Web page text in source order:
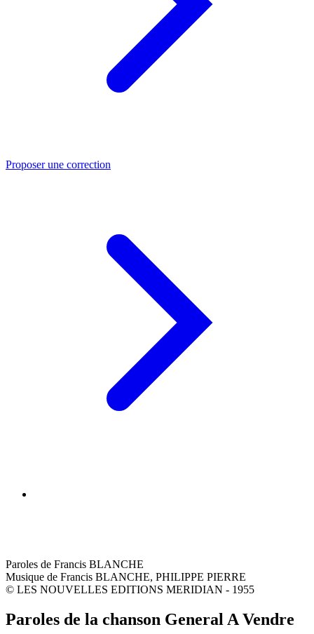
Proposer une correction
Paroles de Francis BLANCHE
Musique de Francis BLANCHE, PHILIPPE PIERRE
© LES NOUVELLES EDITIONS MERIDIAN - 1955
Paroles de la chanson General A Vendre